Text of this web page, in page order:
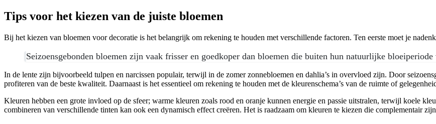
Tips voor het kiezen van de juiste bloemen
Bij het kiezen van bloemen voor decoratie is het belangrijk om rekening te houden met verschillende factoren. Ten eerste moet je
Seizoensgebonden bloemen zijn vaak frisser en goedkoper dan bloemen die buiten hun natuurlijke
In de lente zijn bijvoorbeeld tulpen en narcissen populair, terwijl in de zomer zonnebloemen en dahlia’s in overvloed zijn. Door
profiteren van de beste kwaliteit. Daarnaast is het essentieel om rekening te houden met de kleurenschema’s van de ruimte of
Kleuren hebben een grote invloed op de sfeer; warme kleuren zoals rood en oranje kunnen energie en passie uitstralen, terwijl koele
combineren van verschillende tinten kan ook een dynamisch effect creëren. Het is raadzaam om kleuren te kiezen die complementair